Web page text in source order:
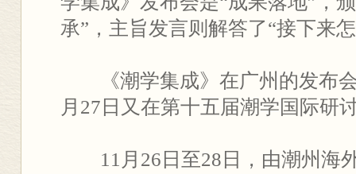
承”，主旨发言则解答了“接下来
《潮学集成》在广州的发布
月27日又在第十五届潮学国际研
11月26日至28日，由潮州海